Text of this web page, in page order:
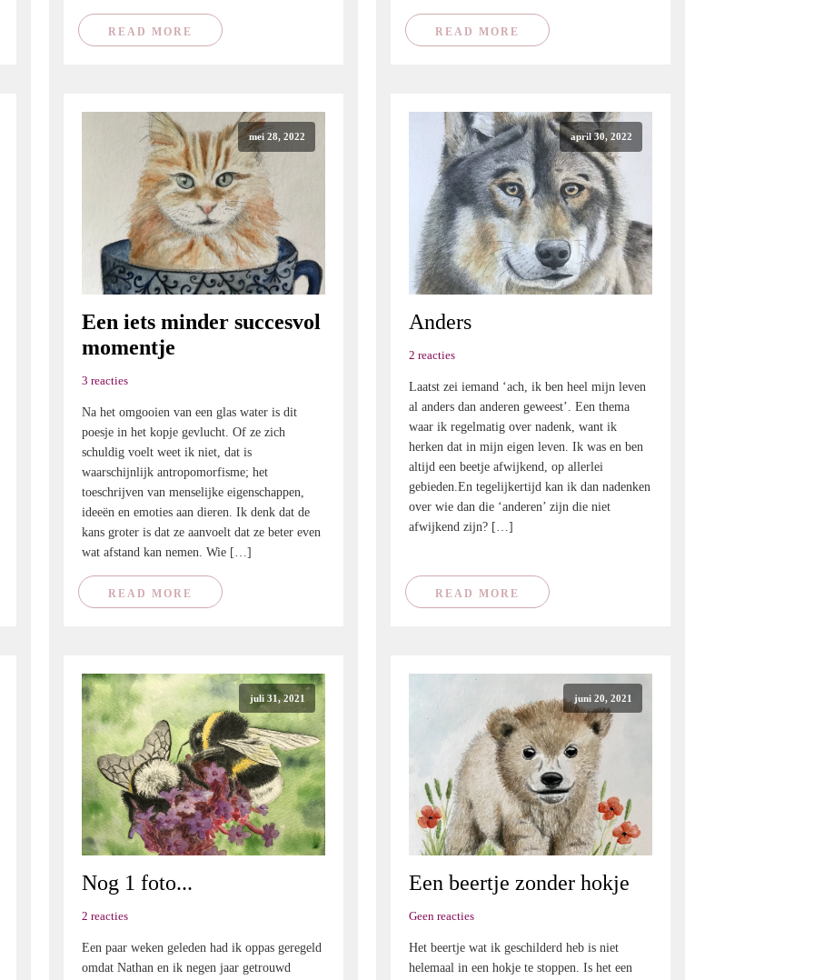
READ MORE READ MORE
mei 28, 2022
Een iets minder succesvol
momentje
3 reacties
Na het omgooien van een glas water is dit
poesje in het kopje gevlucht. Of ze zich
schuldig voelt weet ik niet, dat is
waarschijnlijk antropomorfisme; het
toeschrijven van menselijke eigenschappen,
ideeën en emoties aan dieren. Ik denk dat de
kans groter is dat ze aanvoelt dat ze beter even
wat afstand kan nemen. Wie […]
READ MORE
april 30, 2022
Anders
2 reacties
Laatst zei iemand ‘ach, ik ben heel mijn leven
al anders dan anderen geweest’. Een thema
waar ik regelmatig over nadenk, want ik
herken dat in mijn eigen leven. Ik was en ben
altijd een beetje afwijkend, op allerlei
gebieden.En tegelijkertijd kan ik dan nadenken
over wie dan die ‘anderen’ zijn die niet
afwijkend zijn? […]
READ MORE
juli 31, 2021
Nog 1 foto...
2 reacties
Een paar weken geleden had ik oppas geregeld
omdat Nathan en ik negen jaar getrouwd
juni 20, 2021
Een beertje zonder hokje
Geen reacties
Het beertje wat ik geschilderd heb is niet
helemaal in een hokje te stoppen. Is het een